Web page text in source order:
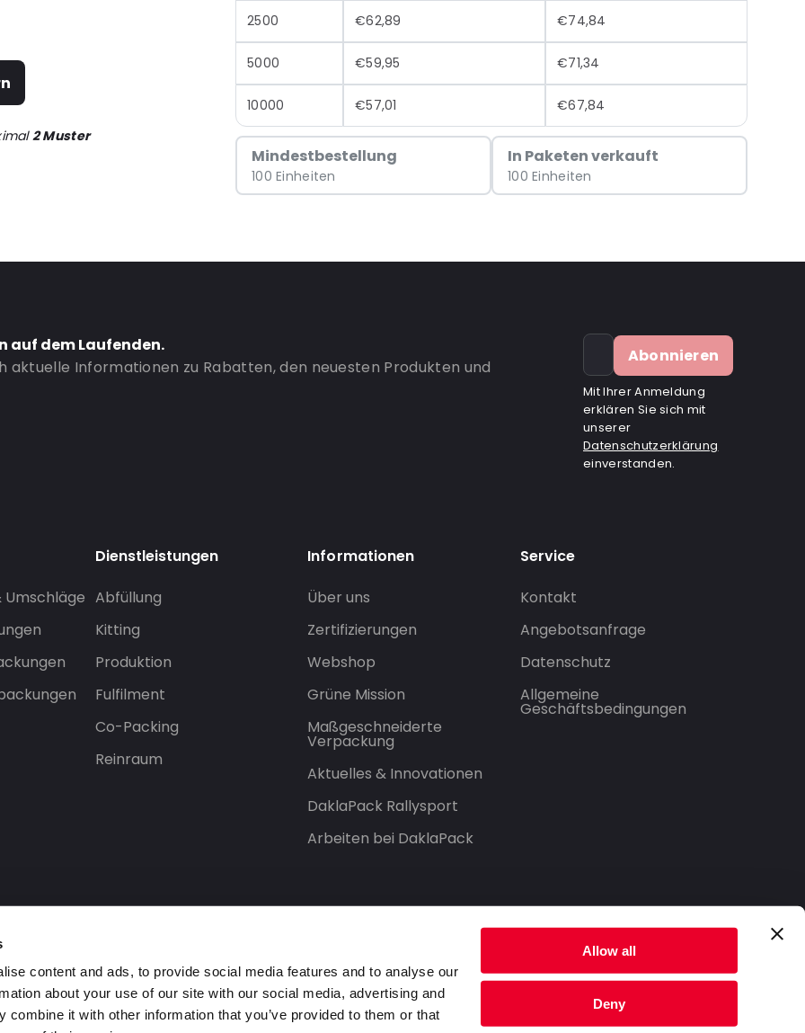
content and ads, to provide social media features and to analyse our
about your use of our site with our social media, advertising and
combine it with other information that you’ve provided to them or that
Allow all
Deny
2500 €62,89 €74,84
5000 €59,95 €71,34
10000 €57,01 €67,84
Mindestbestellung
100 Einheiten
In Paketen verkauft
100 Einheiten
2 Muster
auf dem Laufenden.
aktuelle Informationen zu Rabatten, den neuesten Produkten und
Abonnieren
Mit Ihrer Anmeldung
erklären Sie sich mit
unserer
Datenschutzerklärung
einverstanden.
Dienstleistungen
Abfüllung
Kitting
Produktion
Fulfilment
Co-Packing
Reinraum
Informationen
Über uns
Zertifizierungen
Webshop
Grüne Mission
Maßgeschneiderte
Verpackung
Aktuelles & Innovationen
DaklaPack Rallysport
Arbeiten bei DaklaPack
Service
Kontakt
Angebotsanfrage
Datenschutz
Allgemeine
Geschäftsbedingungen